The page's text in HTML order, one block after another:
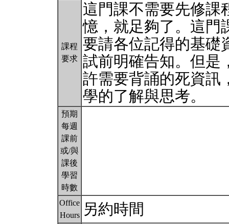
課程
要求
這門課不需要先修課
憶，就足夠了。這門
要請各位記得的基礎
試前明確告知。但是
許需要背誦的死資訊
學的了解與思考。
預期
每週
課前
或/與
課後
學習
時數
Office
Hours
另約時間